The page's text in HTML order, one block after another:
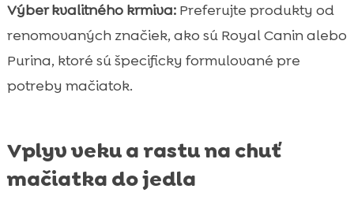
Výber kvalitného krmiva:Preferujte produkty od
renomovaných značiek, ako sú Royal Canin alebo
Purina, ktoré sú špecificky formulované pre
potreby mačiatok.
Vplyv veku a rastu na chuť
mačiatka do jedla